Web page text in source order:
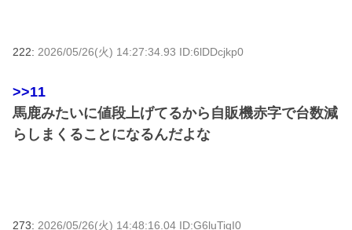
222: 2026/05/26(火) 14:27:34.93 ID:6lDDcjkp0
>>11
馬鹿みたいに値段上げてるから自販機赤字で台数減
らしまくることになるんだよな
273: 2026/05/26(火) 14:48:16.04 ID:G6luTiqI0